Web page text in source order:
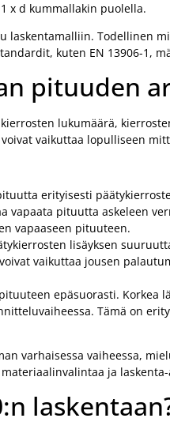
x d kummallakin puolella.
laskentamalliin. Todellinen
kuten EN 13906-1,
pituuden
lukumäärä,
vaikuttaa lopulliseen
erityisesti
vapaata pituutta askeleen
vapaaseen pituuteen.
lisäyksen
vaikuttaa jousen
epäsuorasti. Korkea
Tämä on
varhaisessa vaiheessa,
ja